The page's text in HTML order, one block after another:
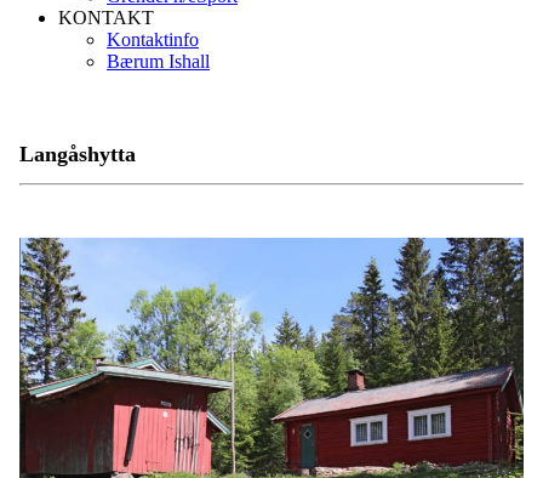
KONTAKT
Kontaktinfo
Bærum Ishall
Langåshytta